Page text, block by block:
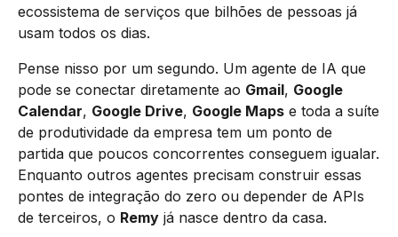
ecossistema de serviços que bilhões de pessoas já
usam todos os dias.
Pense nisso por um segundo. Um agente de IA que
pode se conectar diretamente ao Gmail, Google
Calendar, Google Drive, Google Maps e toda a suíte
de produtividade da empresa tem um ponto de
partida que poucos concorrentes conseguem igualar.
Enquanto outros agentes precisam construir essas
pontes de integração do zero ou depender de APIs
de terceiros, o Remy já nasce dentro da casa.